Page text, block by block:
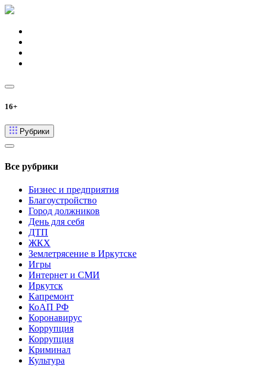
16+
Рубрики
Все рубрики
Бизнес и предприятия
Благоустройство
Город должников
День для себя
ДТП
ЖКХ
Землетрясение в Иркутске
Игры
Интернет и СМИ
Иркутск
Капремонт
КоАП РФ
Коронавирус
Коррупция
Коррупция
Криминал
Культура